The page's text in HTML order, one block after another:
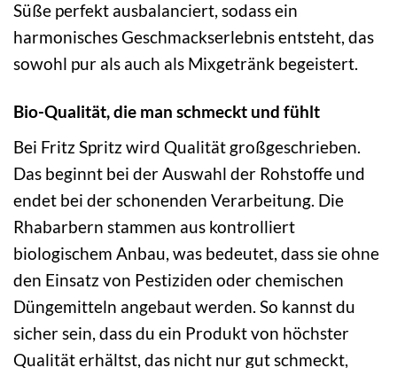
Süße perfekt ausbalanciert, sodass ein
harmonisches Geschmackserlebnis entsteht, das
sowohl pur als auch als Mixgetränk begeistert.
Bio-Qualität, die man schmeckt und fühlt
Bei Fritz Spritz wird Qualität großgeschrieben.
Das beginnt bei der Auswahl der Rohstoffe und
endet bei der schonenden Verarbeitung. Die
Rhabarbern stammen aus kontrolliert
biologischem Anbau, was bedeutet, dass sie ohne
den Einsatz von Pestiziden oder chemischen
Düngemitteln angebaut werden. So kannst du
sicher sein, dass du ein Produkt von höchster
Qualität erhältst, das nicht nur gut schmeckt,